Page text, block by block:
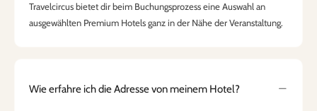
Travelcircus bietet dir beim Buchungsprozess eine Auswahl an
ausgewählten Premium Hotels ganz in der Nähe der Veranstaltung.
Wie erfahre ich die Adresse von meinem Hotel?